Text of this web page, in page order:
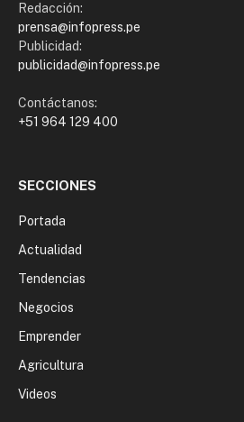
Redacción:
prensa@infopress.pe
Publicidad:
publicidad@infopress.pe
Contáctanos:
+51 964 129 400
SECCIONES
Portada
Actualidad
Tendencias
Negocios
Emprender
Agricultura
Videos